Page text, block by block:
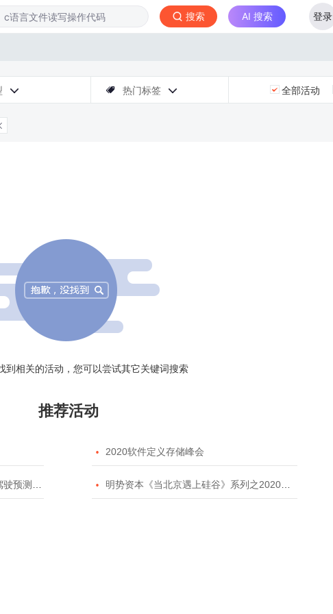
搜索 AI 搜索 登录
  热门标签  全部活动
到相关的活动，您可以尝试其它关键词搜索
推荐活动
 2020软件定义存储峰会
挑战赛  明势资本《当北京遇上硅谷》系列之2020年度开源峰会